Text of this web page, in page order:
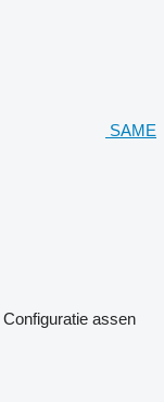
SAME
Configuratie assen